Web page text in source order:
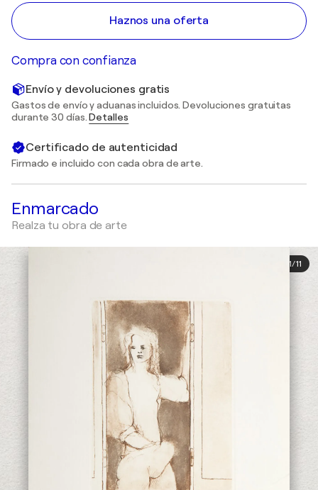
Haznos una oferta
Compra con confianza
Envío y devoluciones gratis
Gastos de envío y aduanas incluidos. Devoluciones gratuitas
durante 30 días.Detalles
Certificado de autenticidad
Firmado e incluido con cada obra de arte.
Enmarcado
Realza tu obra de arte
1/11